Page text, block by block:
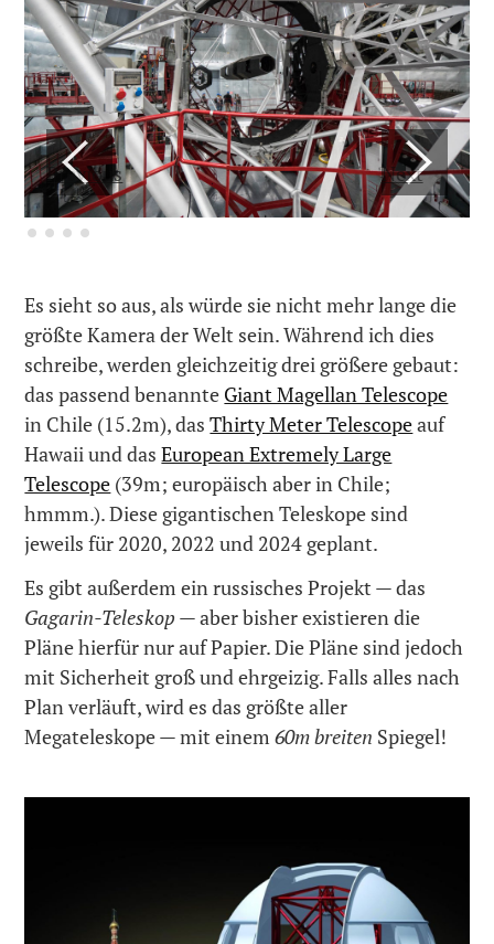
Previous Next
Es sieht so aus, als würde sie nicht mehr lange die
größte Kamera der Welt sein. Während ich dies
schreibe, werden gleichzeitig drei größere gebaut:
das passend benannte Giant Magellan Telescope
in Chile (15.2m), dasThirty Meter Telescopeauf
Hawaii und dasEuropean Extremely Large
Telescope (39m; europäisch aber in Chile;
hmmm.). Diese gigantischen Teleskope sind
jeweils für 2020, 2022 und 2024 geplant.
Es gibt außerdem ein russisches Projekt — das
Gagarin-Teleskop — aber bisher existieren die
Pläne hierfür nur auf Papier. Die Pläne sind jedoch
mit Sicherheit groß und ehrgeizig. Falls alles nach
Plan verläuft, wird es das größte aller
Megateleskope — mit einem60m breiten Spiegel!